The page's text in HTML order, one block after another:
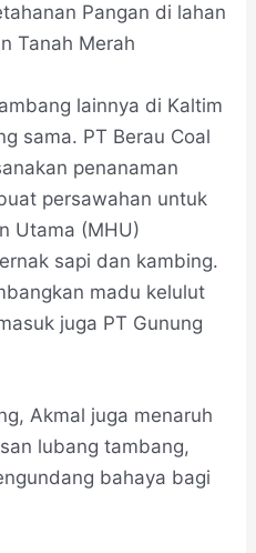
Pangan di lahan
Tanah Merah
lainnya di Kaltim
sama. PT Berau Coal
penanaman
persawahan untuk
Utama (MHU)
sapi dan kambing.
madu kelulut
juga PT Gunung
Akmal juga menaruh
lubang tambang,
bahaya bagi